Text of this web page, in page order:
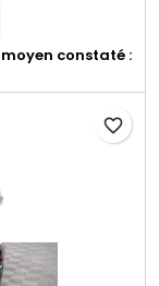
constaté :
favorite_border